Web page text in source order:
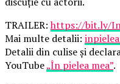
TRAILER:https://bit.ly/
Mai multe detalii:
Detalii din culise și
YouTube„În pielea mea”.